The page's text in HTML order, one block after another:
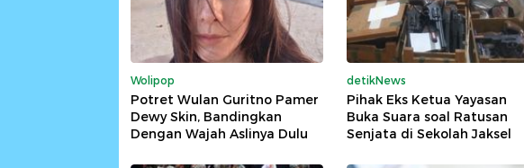
Wolipop
Potret Wulan Guritno Pamer
Dewy Skin, Bandingkan
Dengan Wajah Aslinya Dulu
detikNews
Pihak Eks Ketua Yayasan
Buka Suara soal Ratusan
Senjata di Sekolah Jaksel